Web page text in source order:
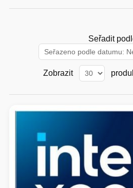
GRAFICKÉ
AI
Seřadit
Zobrazit